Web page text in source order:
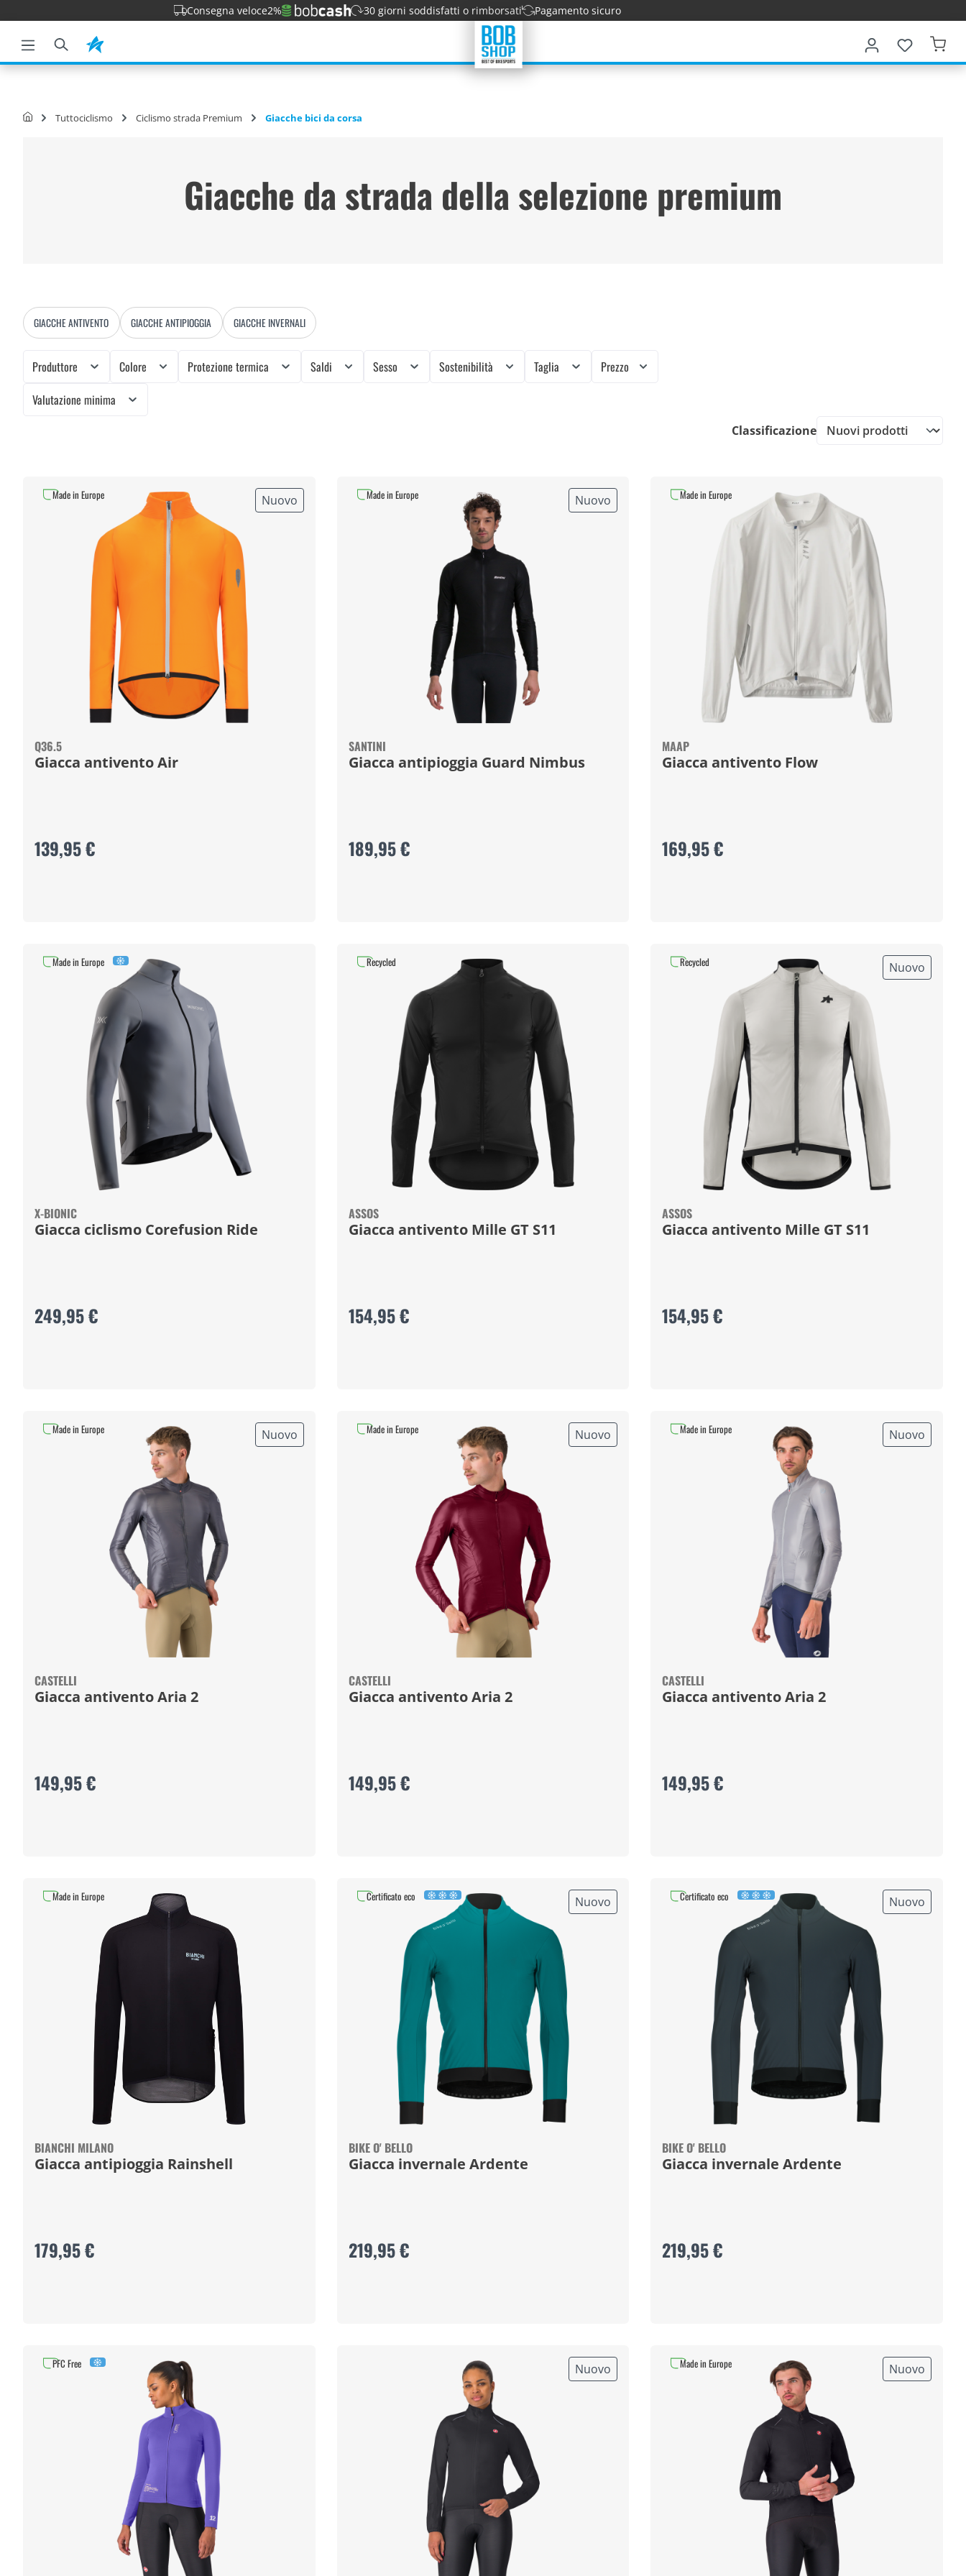
Passa alla navigazione principale
Consegna veloce2% 30 giorni soddisfatti o rimborsati Pagamento sicuro
Tuttociclismo Ciclismo strada Premium Giacche bici da corsa
Giacche da strada della selezione premium
GIACCHE ANTIVENTO GIACCHE ANTIPIOGGIA GIACCHE INVERNALI
Produttore Colore Protezione termica Saldi Sesso Sostenibilità Taglia
Prezzo
Valutazione minima
Classificazione
Nuovo
Q36.5
Giacca antivento Air
139,95 €
Made in Europe Nuovo
SANTINI
Giacca antipioggia Guard Nimbus
189,95 €
Made in Europe
MAAP
Giacca antivento Flow
169,95 €
Made in Europe
X-BIONIC
Giacca ciclismo Corefusion Ride
249,95 €
Made in Europe
ASSOS
Giacca antivento Mille GT S11
154,95 €
Recycled Nuovo
ASSOS
Giacca antivento Mille GT S11
154,95 €
Recycled
Nuovo
CASTELLI
Giacca antivento Aria 2
149,95 €
Made in Europe Nuovo
CASTELLI
Giacca antivento Aria 2
149,95 €
Made in Europe Nuovo
CASTELLI
Giacca antivento Aria 2
149,95 €
Made in Europe
BIANCHI MILANO
Giacca antipioggia Rainshell
179,95 €
Made in Europe Nuovo
BIKE O' BELLO
Giacca invernale Ardente
219,95 €
Certificato eco Nuovo
BIKE O' BELLO
Giacca invernale Ardente
219,95 €
Certificato eco
PFC Free Nuovo Nuovo
Made in Europe